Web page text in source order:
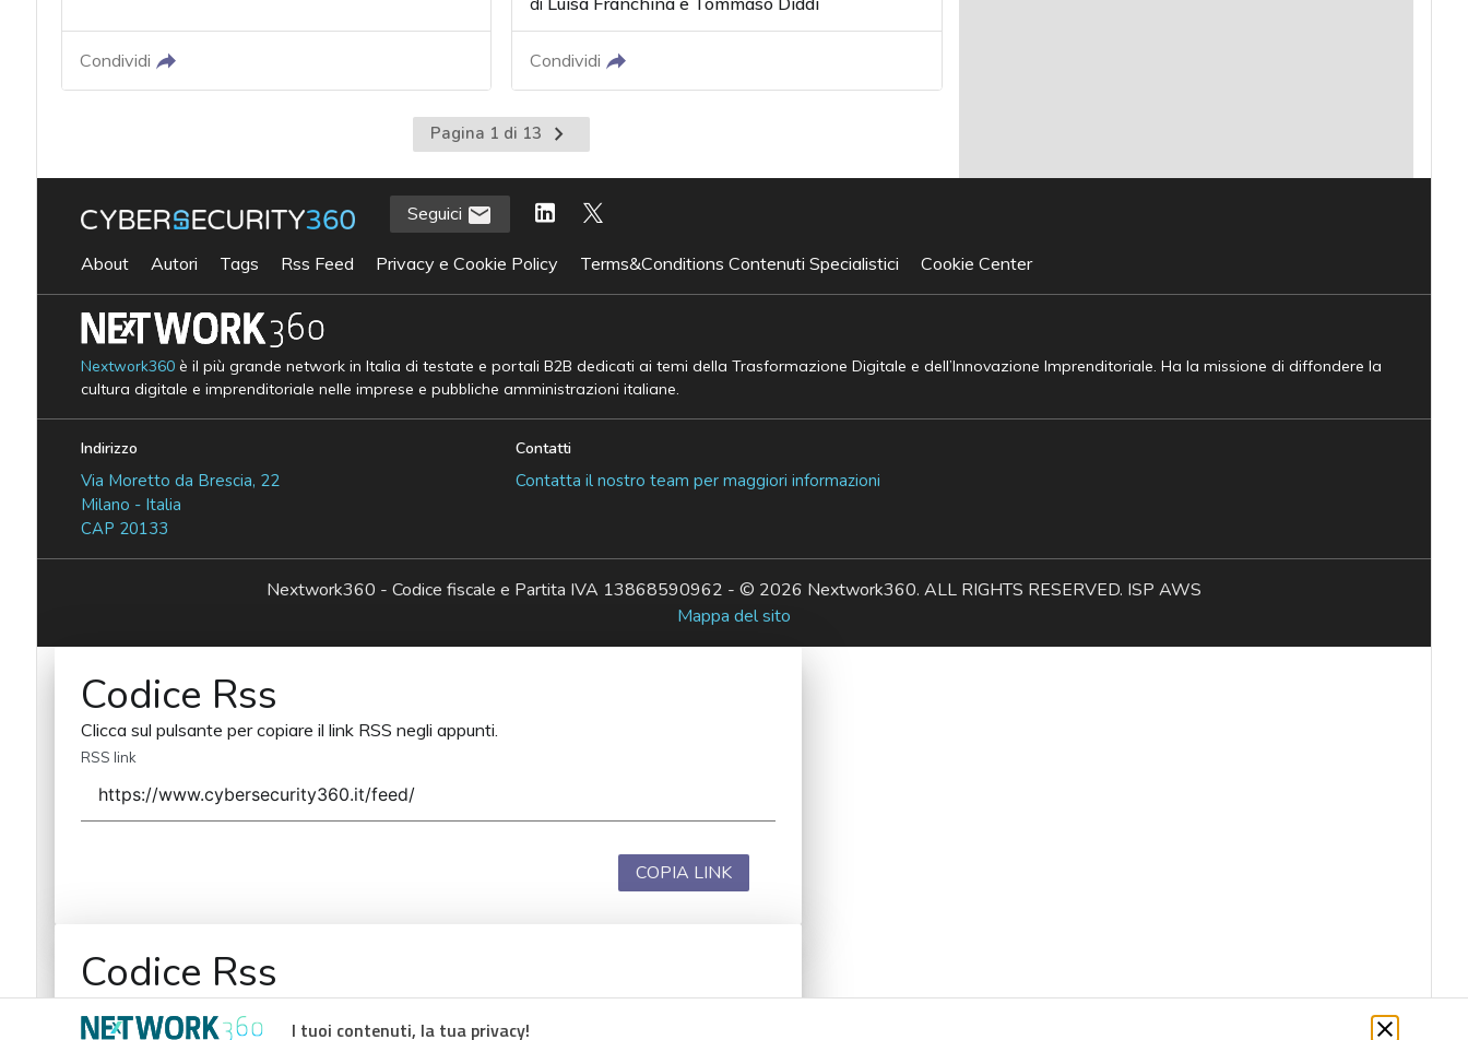
Condividi Condividi
Pagina 1 di 13
Pagina
successiva
I tuoi contenuti, la tua privacy!
Seguici
About Autori Tags Rss Feed Privacy e Cookie Policy Terms&Conditions Contenuti Specialistici Cookie Center
Nextwork360è il più grande network in Italia di testate e portali B2B dedicati ai temi della Trasformazione Digitale e dell’Innovazione Imprenditoriale. Ha la missione di diffondere la
cultura digitale e imprenditoriale nelle imprese e pubbliche amministrazioni italiane.
Indirizzo
Via Moretto da Brescia, 22
Milano - Italia
CAP 20133
Contatti
Contatta il nostro team per maggiori informazioni
Nextwork360 - Codice fiscale e Partita IVA 13868590962 - © 2026 Nextwork360. ALL RIGHTS RESERVED. ISP AWS
Mappa del sito
Codice Rss
Clicca sul pulsante per copiare il link RSS negli appunti.
RSS link
COPIA LINK
Codice Rss
RSS link